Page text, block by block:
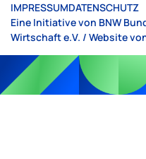
IMPRESSUMDATENSCHUTZ
Eine Initiative von BNW
Wirtschaft e.V. / Website